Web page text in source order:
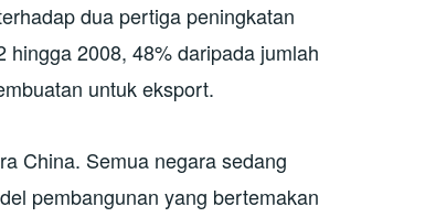
dua pertiga peningkatan
2008, 48% daripada jumlah
untuk eksport.
China. Semua negara sedang
pembangunan yang bertemakan